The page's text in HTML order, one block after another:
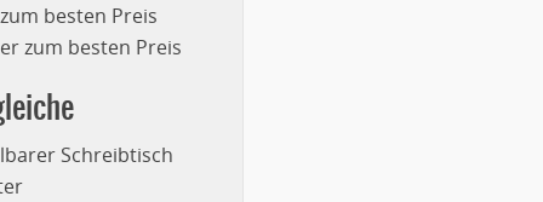
besten Preis
zum besten Preis
Schreibtisch